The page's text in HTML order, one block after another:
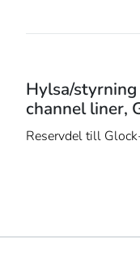
Hylsa/
channel liner,
Reservdel till